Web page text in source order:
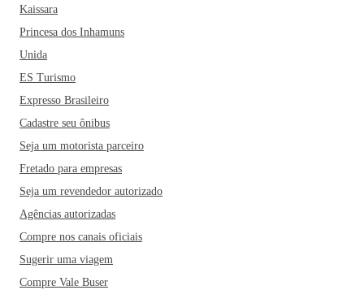
Kaissara
Princesa dos Inhamuns
Unida
ES Turismo
Expresso Brasileiro
Cadastre seu ônibus
Seja um motorista parceiro
Fretado para empresas
Seja um revendedor autorizado
Agências autorizadas
Compre nos canais oficiais
Sugerir uma viagem
Compre Vale Buser